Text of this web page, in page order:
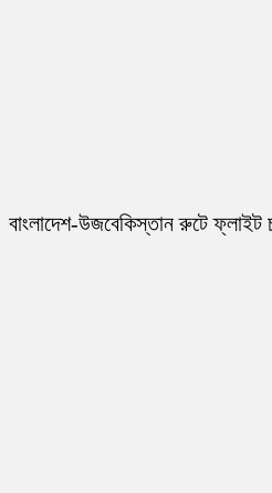
বাংলাদেশ-উজবেকিস্তান রুটে ফ্লাইট